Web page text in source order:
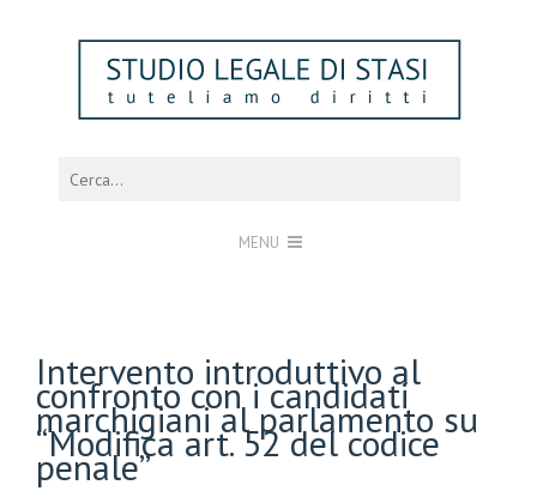
MENU
Intervento introduttivo al
confronto con i candidati
marchigiani al parlamento su
“Modifica art. 52 del codice
penale”